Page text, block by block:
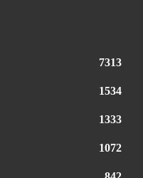
7313
1534
1333
1072